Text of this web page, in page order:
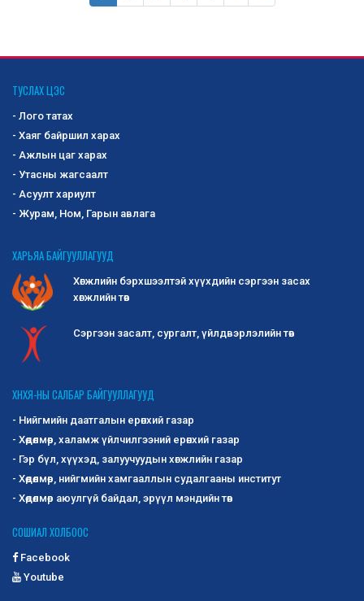
ТУСЛАХ ЦЭС
- Лого татах
- Хаяг байршил харах
- Ажлын цаг харах
- Утасны жагсаалт
- Асуулт хариулт
- Журам, Ном, Гарын авлага
ХАРЬЯА БАЙГУУЛЛАГУУД
Хөгжлийн бэрхшээлтэй хүүхдийн сэргээн засах
хөгжлийн төв
Сэргээн засалт, сургалт, үйлдвэрлэлийн төв
ХНХЯ-НЫ САЛБАР БАЙГУУЛЛАГУУД
- Нийгмийн даатгалын ерөнхий газар
- Хөдөлмөр, халамж үйлчилгээний ерөнхий газар
- Гэр бүл, хүүхэд, залуучуудын хөгжлийн газар
- Хөдөлмөр, нийгмийн хамгааллын судалгааны институт
- Хөдөлмөр аюулгүй байдал, эрүүл мэндийн төв
СОШИАЛ ХОЛБООС
Facebook
Youtube